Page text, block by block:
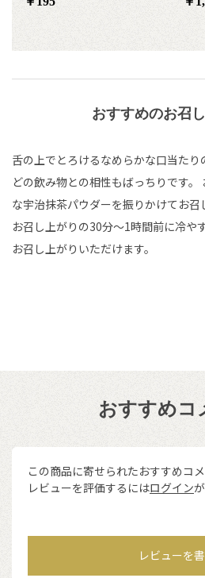
おすすめのお召
舌の上でとろけるなめらかな口当た
どの飲み物との相性もばっちりです
な宇治抹茶パウダーを振りかけてお召
お召し上がりの30分～1時間前に冷や
お召し上がりいただけます。
おすすめコ
この商品に寄せられたおすすめコ
レビューを評価するにはログイン
レビューを